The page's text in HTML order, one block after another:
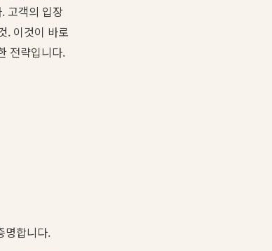
고객의 입장
. 이것이 바로
전략입니다.
명합니다.